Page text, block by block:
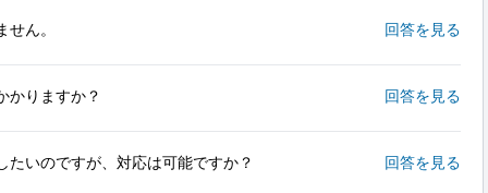
ん。 回答を見る
かりますか？ 回答を見る
たいのですが、対応は可能ですか？ 回答を見る